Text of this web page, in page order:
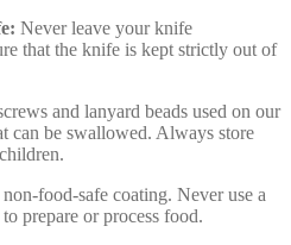
Never leave your knife
that the knife is kept strictly out of
and lanyard beads used on our
can be swallowed. Always store
food-safe coating. Never use a
prepare or process food.